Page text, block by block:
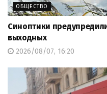
ОБЩЕСТВО
Синоптики
выходных
2026/08/07, 16:20